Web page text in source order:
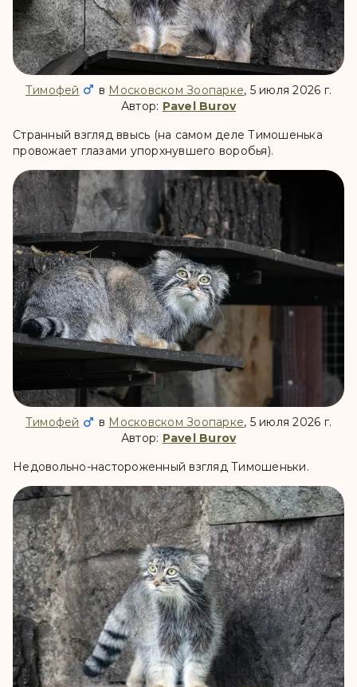
Тимофей в Московском Зоопарке, 5 июля 2026 г.
Автор: Pavel Burov
Странный взгляд ввысь (на самом деле Тимошенька
провожает глазами упорхнувшего воробья).
Тимофей в Московском Зоопарке, 5 июля 2026 г.
Автор: Pavel Burov
Недовольно-настороженный взгляд Тимошеньки.